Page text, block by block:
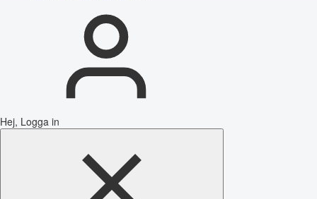
Hej, Logga in